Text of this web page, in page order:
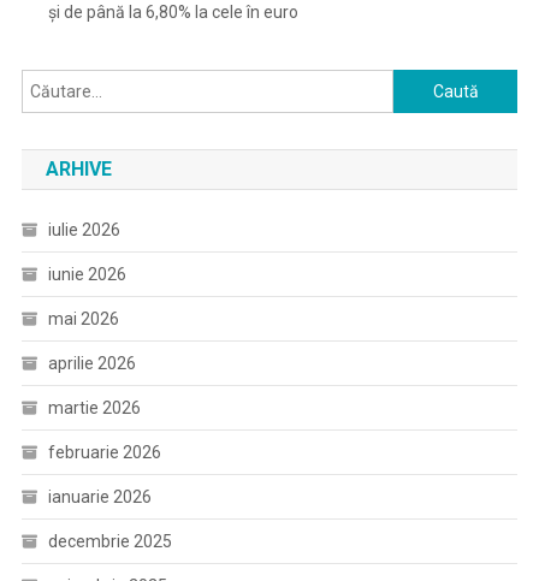
și de până la 6,80% la cele în euro
Caută
după:
ARHIVE
iulie 2026
iunie 2026
mai 2026
aprilie 2026
martie 2026
februarie 2026
ianuarie 2026
decembrie 2025